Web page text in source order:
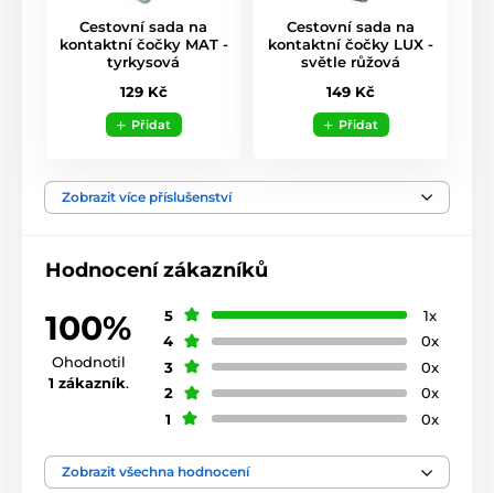
Cestovní sada na
kontaktní čočky MAT -
tyrkysová
129 Kč
Přidat
Cestovní sada na
kontaktní čočky LUX -
světle růžová
149 Kč
Přidat
Zobrazit více příslušenství
Hodnocení zákazníků
100%
Ohodnotil
1 zákazník.
5
1x
4
0x
3
0x
2
0x
1
0x
Zobrazit všechna hodnocení